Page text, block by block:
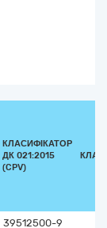
КЛАСИФІКАТОР
ДК 021:2015
(CPV)
39512500-9